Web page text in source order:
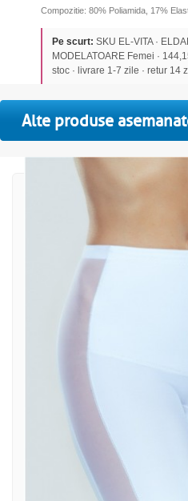
Compozitie: 80% Poliamida, 17%
Pe scurt: SKU EL-VITA ·
MODELATOARE Femei ·
stoc · livrare 1-7 zile · retur 14
Alte produse